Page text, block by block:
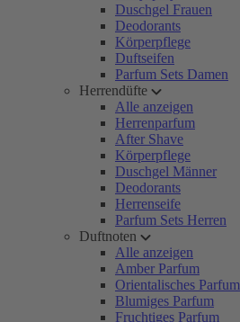
Duschgel Frauen
Deodorants
Körperpflege
Duftseifen
Parfum Sets Damen
Herrendüfte
Alle anzeigen
Herrenparfum
After Shave
Körperpflege
Duschgel Männer
Deodorants
Herrenseife
Parfum Sets Herren
Duftnoten
Alle anzeigen
Amber Parfum
Orientalisches Parfum
Blumiges Parfum
Fruchtiges Parfum